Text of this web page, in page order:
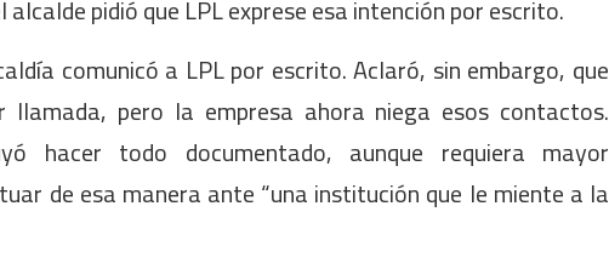
pidió que LPL exprese esa intención por escrito.
comunicó a LPL por escrito. Aclaró, sin embargo, que
pero la empresa ahora niega esos contactos.
hacer todo documentado, aunque requiera mayor
de esa manera ante “una institución que le miente a la